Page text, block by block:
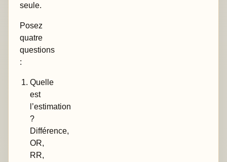
seule.
Posez
quatre
questions
:
Quelle
est
l’estimation
?
Différence,
OR,
RR,